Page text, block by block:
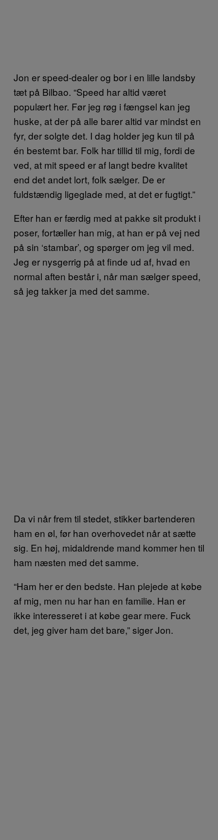
Jon er speed-dealer og bor i en lille landsby
tæt på Bilbao. “Speed har altid været
populært her. Før jeg røg i fængsel kan jeg
huske, at der på alle barer altid var mindst en
fyr, der solgte det. I dag holder jeg kun til på
én bestemt bar. Folk har tillid til mig, fordi de
ved, at mit speed er af langt bedre kvalitet
end det andet lort, folk sælger. De er
fuldstændig ligeglade med, at det er fugtigt.”
Efter han er færdig med at pakke sit produkt i
poser, fortæller han mig, at han er på vej ned
på sin ‘stambar’, og spørger om jeg vil med.
Jeg er nysgerrig på at finde ud af, hvad en
normal aften består i, når man sælger speed,
så jeg takker ja med det samme.
Da vi når frem til stedet, stikker bartenderen
ham en øl, før han overhovedet når at sætte
sig. En høj, midaldrende mand kommer hen til
ham næsten med det samme.
“Ham her er den bedste. Han plejede at købe
af mig, men nu har han en familie. Han er
ikke interesseret i at købe gear mere. Fuck
det, jeg giver ham det bare,” siger Jon.